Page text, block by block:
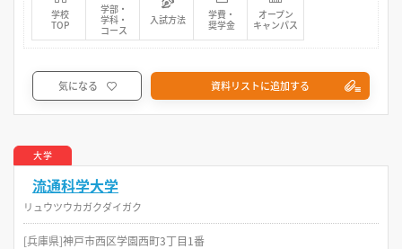
学校
TOP
学部・
学科・
コース
入試方法
学費・
奨学金
オープン
キャンパス
気になる 資料リストに追加する
大学
流通科学大学
リュウツウカガクダイガク
[兵庫県]神戸市西区学園西町3丁目1番